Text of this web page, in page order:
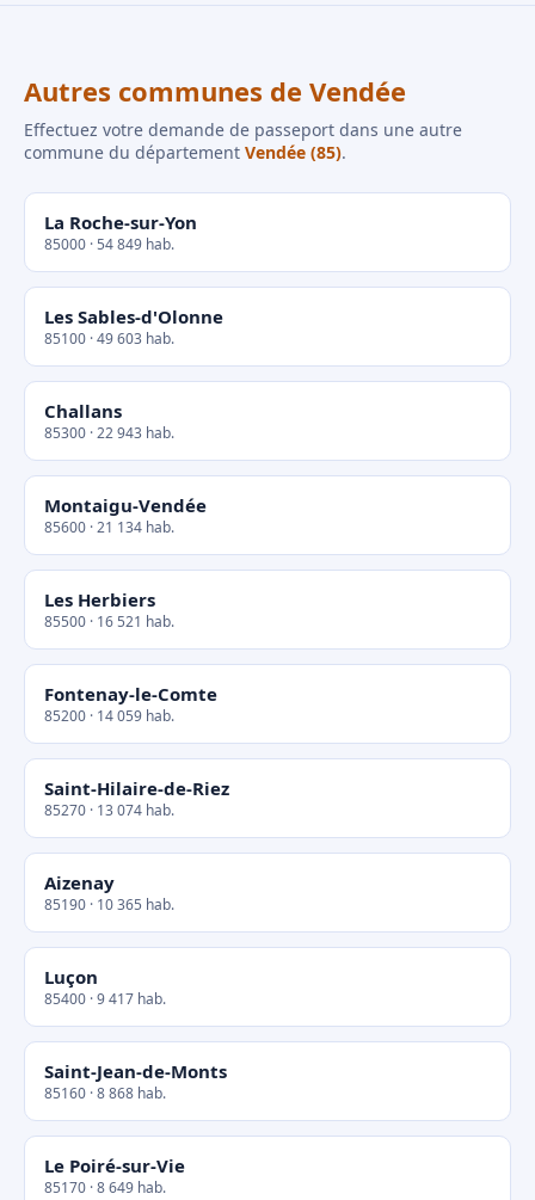
Autres communes de Vendée
Effectuez votre demande de passeport dans une autre
commune du département Vendée (85).
La Roche-sur-Yon
85000 · 54 849 hab.
Les Sables-d'Olonne
85100 · 49 603 hab.
Challans
85300 · 22 943 hab.
Montaigu-Vendée
85600 · 21 134 hab.
Les Herbiers
85500 · 16 521 hab.
Fontenay-le-Comte
85200 · 14 059 hab.
Saint-Hilaire-de-Riez
85270 · 13 074 hab.
Aizenay
85190 · 10 365 hab.
Luçon
85400 · 9 417 hab.
Saint-Jean-de-Monts
85160 · 8 868 hab.
Le Poiré-sur-Vie
85170 · 8 649 hab.